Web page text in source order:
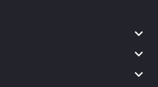
keyboard_arrow_down
keyboard_arrow_down
keyboard_arrow_down